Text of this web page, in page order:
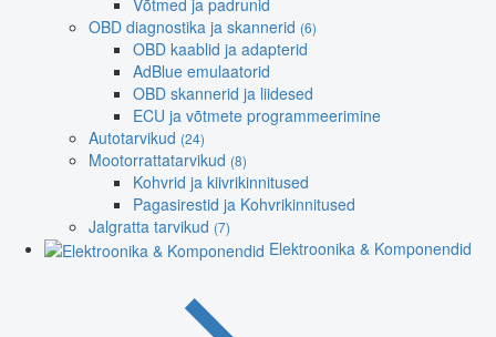
OBD diagnostika ja skannerid (6)
OBD kaablid ja adapterid
AdBlue emulaatorid
OBD skannerid ja liidesed
ECU ja võtmete programmeerimine
Autotarvikud (24)
Mootorrattatarvikud (8)
Kohvrid ja kiivrikinnitused
Pagasirestid ja Kohvrikinnitused
Jalgratta tarvikud (7)
Elektroonika & Komponendid